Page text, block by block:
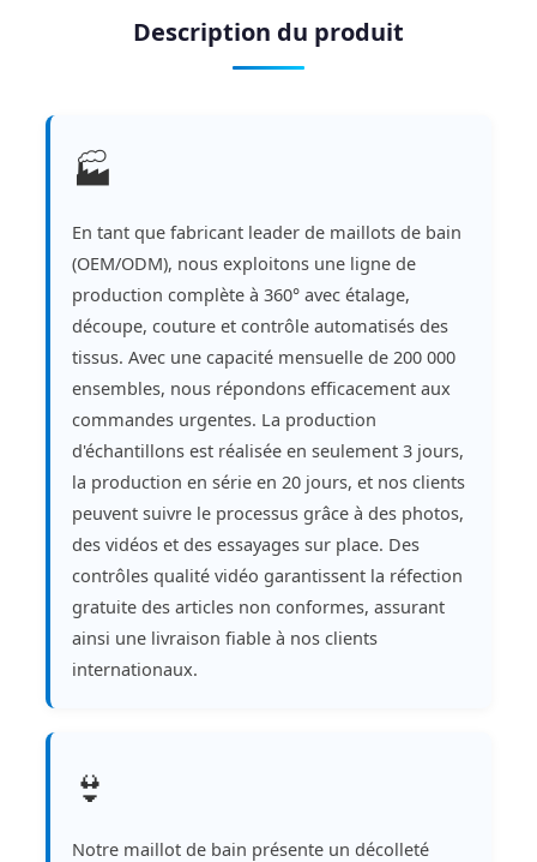
Description du produit
🏭
En tant que fabricant leader de maillots de bain
(OEM/ODM), nous exploitons une ligne de
production complète à 360° avec étalage,
découpe, couture et contrôle automatisés des
tissus. Avec une capacité mensuelle de 200 000
ensembles, nous répondons efficacement aux
commandes urgentes. La production
d'échantillons est réalisée en seulement 3 jours,
la production en série en 20 jours, et nos clients
peuvent suivre le processus grâce à des photos,
des vidéos et des essayages sur place. Des
contrôles qualité vidéo garantissent la réfection
gratuite des articles non conformes, assurant
ainsi une livraison fiable à nos clients
internationaux.
👙
Notre maillot de bain présente un décolleté